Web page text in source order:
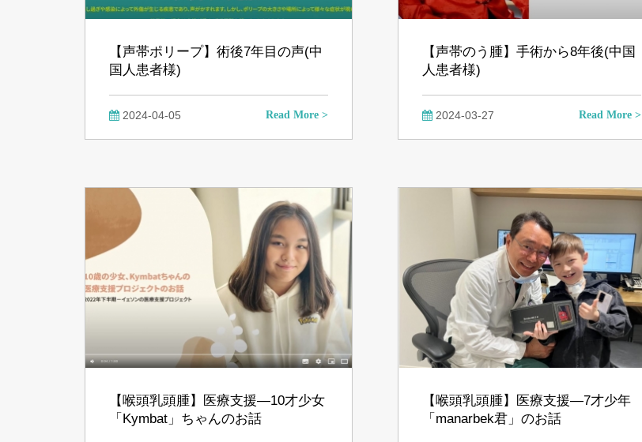
【声帯ポリープ】術後7年目の声(中
国人患者様)
2024-04-05 Read More >
【声帯のう腫】手術から8年後(中国
人患者様)
2024-03-27 Read More >
【喉頭乳頭腫】医療支援―10才少女
「Kymbat」ちゃんのお話
【喉頭乳頭腫】医療支援―7才少年
「manarbek君」のお話